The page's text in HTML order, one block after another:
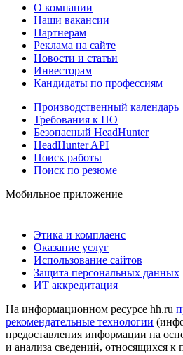
О компании
Наши вакансии
Партнерам
Реклама на сайте
Новости и статьи
Инвесторам
Кандидаты по профессиям
Производственный календарь
Требования к ПО
Безопасный HeadHunter
HeadHunter API
Поиск работы
Поиск по резюме
Мобильное приложение
Этика и комплаенс
Оказание услуг
Использование сайтов
Защита персональных данных
ИТ аккредитация
На информационном ресурсе hh.ru
рекомендательные технологии
предоставления информации на
и анализа сведений, относящихся к